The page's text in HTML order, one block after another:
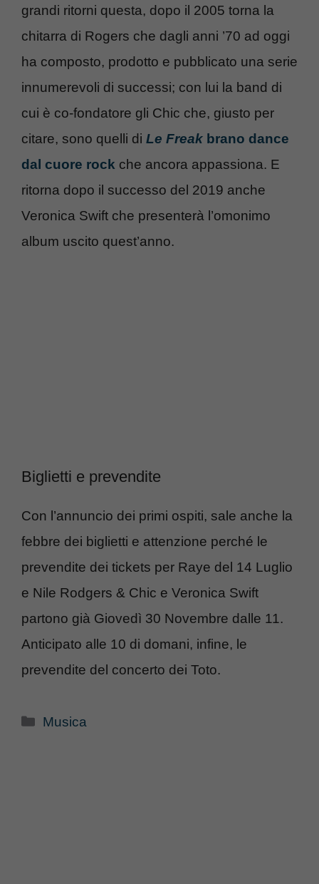
grandi ritorni questa, dopo il 2005 torna la
chitarra di Rogers che dagli anni ’70 ad oggi
ha composto, prodotto e pubblicato una serie
innumerevoli di successi; con lui la band di
cui è co-fondatore gli Chic che, giusto per
citare, sono quelli di Le Freak brano dance
dal cuore rock che ancora appassiona. E
ritorna dopo il successo del 2019 anche
Veronica Swift che presenterà l’omonimo
album uscito quest’anno.
Biglietti e prevendite
Con l’annuncio dei primi ospiti, sale anche la
febbre dei biglietti e attenzione perché le
prevendite dei tickets per Raye del 14 Luglio
e Nile Rodgers & Chic e Veronica Swift
partono già Giovedì 30 Novembre dalle 11.
Anticipato alle 10 di domani, infine, le
prevendite del concerto dei Toto.
Categorie
Musica